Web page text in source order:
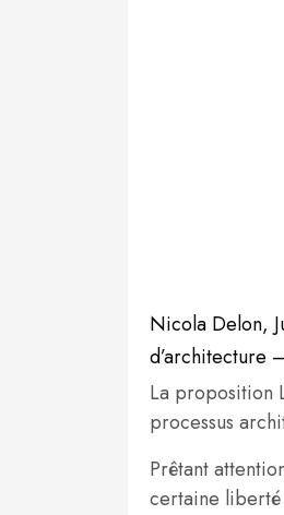
Nicola Delon,
d’architecture
La proposition
processus
Prêtant
certaine liberté